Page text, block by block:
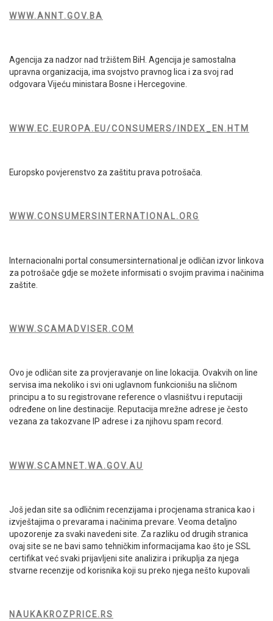
WWW.ANNT.GOV.BA
Agencija za nadzor nad tržištem BiH. Agencija je samostalna
upravna organizacija, ima svojstvo pravnog lica i za svoj rad
odgovara Vijeću ministara Bosne i Hercegovine.
WWW.EC.EUROPA.EU/CONSUMERS/INDEX_EN.HTM
Europsko povjerenstvo za zaštitu prava potrošača.
WWW.CONSUMERSINTERNATIONAL.ORG
Internacionalni portal consumersinternational je odličan izvor linkova
za potrošače gdje se možete informisati o svojim pravima i načinima
zaštite.
WWW.SCAMADVISER.COM
Ovo je odličan site za provjeravanje on line lokacija. Ovakvih on line
servisa ima nekoliko i svi oni uglavnom funkcionišu na sličnom
principu a to su registrovane reference o vlasništvu i reputaciji
određene on line destinacije. Reputacija mrežne adrese je često
vezana za takozvane IP adrese i za njihovu spam record.
WWW.SCAMNET.WA.GOV.AU
Još jedan site sa odličnim recenzijama i procjenama stranica kao i
izvještajima o prevarama i načinima prevare. Veoma detaljno
upozorenje za svaki navedeni site. Za razliku od drugih stranica
ovaj site se ne bavi samo tehničkim informacijama kao što je SSL
certifikat već svaki prijavljeni site analizira i prikuplja za njega
stvarne recenzije od korisnika koji su preko njega nešto kupovali
NAUKAKROZPRICE.RS